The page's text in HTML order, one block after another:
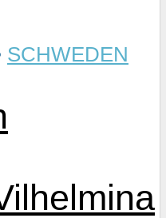
SCHWEDEN